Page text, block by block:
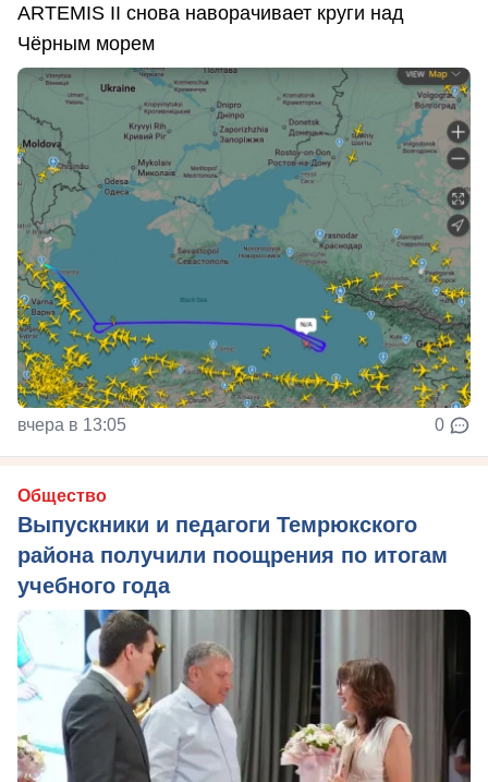
ARTEMIS II снова наворачивает круги над
Чёрным морем
вчера в 13:05 0
Общество
Выпускники и педагоги Темрюкского
района получили поощрения по итогам
учебного года